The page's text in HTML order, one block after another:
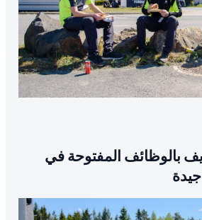
بالوظائف المفتوحة في